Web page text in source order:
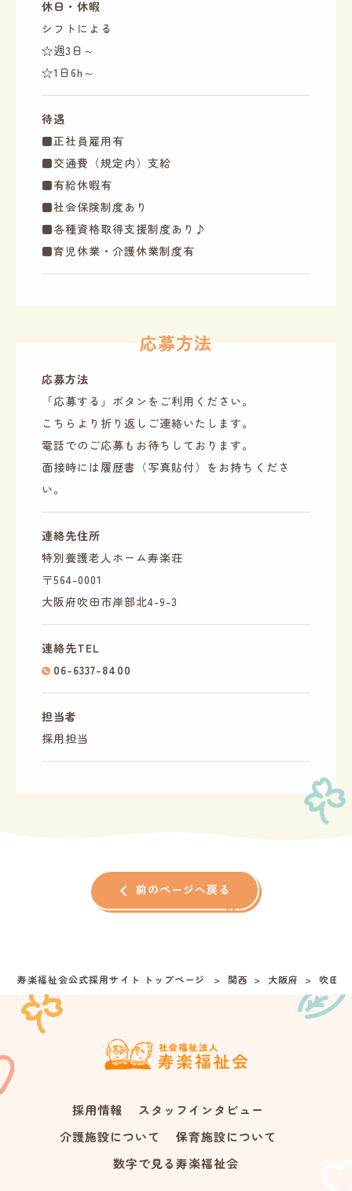
休日・休暇
シフトによる
☆週3日～
☆1日6h～
待遇
■正社員雇用有
■交通費（規定内）支給
■有給休暇有
■社会保険制度あり
■各種資格取得支援制度あり♪
■育児休業・介護休業制度有
応募方法
応募方法
「応募する」ボタンをご利用ください。
こちらより折り返しご連絡いたします。
電話でのご応募もお待ちしております。
面接時には履歴書（写真貼付）をお持ちくださ
い。
連絡先住所
特別養護老人ホーム寿楽荘
〒564-0001
大阪府吹田市岸部北4-9-3
連絡先TEL
06-6337-8400
担当者
採用担当
前のページへ戻る
寿楽福祉会公式採用サイト トップページ 関西 大阪府 吹田市
採用情報
スタッフインタビュー
介護施設について
保育施設について
数字で見る寿楽福祉会